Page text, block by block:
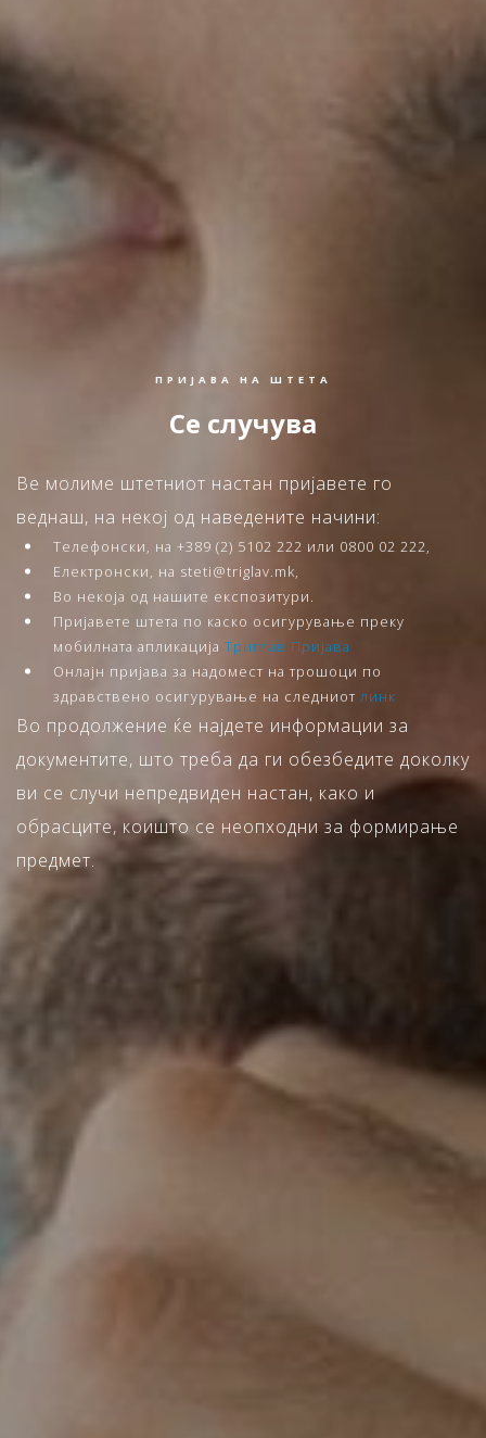
ПРИЈАВА НА ШТЕТА
Се случува
Ве молиме штетниот настан пријавете го
веднаш, на некој од наведените начини:
Телефонски, на +389 (2) 5102 222 или 0800 02 222,
Електронски, на steti@triglav.mk,
Во некоја од нашите експозитури.
Пријавете штета по каско осигурување преку
мобилната апликација Триглав Пријава
Онлајн пријава за надомест на трошоци по
здравствено осигурување на следниот линк
Во продолжение ќе најдете информации за
документите, што треба да ги обезбедите доколку
ви се случи непредвиден настан, како и
обрасците, коишто се неопходни за формирање
предмет.